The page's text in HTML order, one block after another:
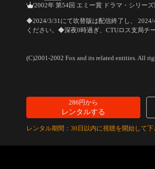
2002年 第54回 エミー賞 ドラマ・シリー
◆2024/3/31にて吹替版は配信終了し、
ください。◆深夜0時過ぎ、CTUロス支局チ
(C)2001-2002 Fox and its related entities. All
286円から
レンタルする
レンタル期間：30日以内に視聴を開始して